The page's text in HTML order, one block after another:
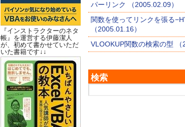
『インストラクターのネタ
帳』を運営する伊藤潔人
が、初めて書かせていただ
いた書籍です↓↓
パーリンク （2005.02.09）
関数を使ってリンクを張る
（2005.01.16）
VLOOKUP関数の検索の型 （
検索